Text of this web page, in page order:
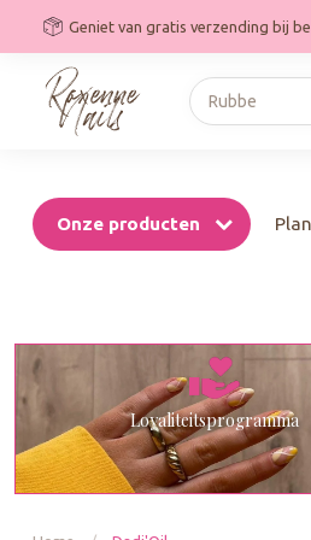
Geniet van gratis verzending bij
Onze producten
Loyaliteitsprogramma